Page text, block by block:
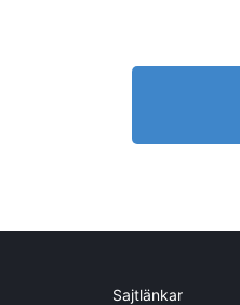
Sajtlänkar